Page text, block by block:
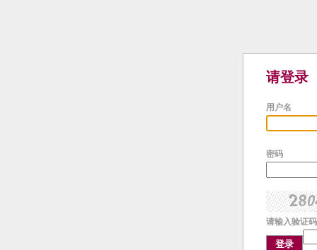
请登录
用户名
密码
请输入验证
登录